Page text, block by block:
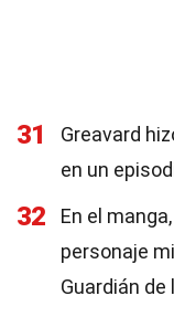
31
Greavard
en un
32
En el
personaje
Guardián de